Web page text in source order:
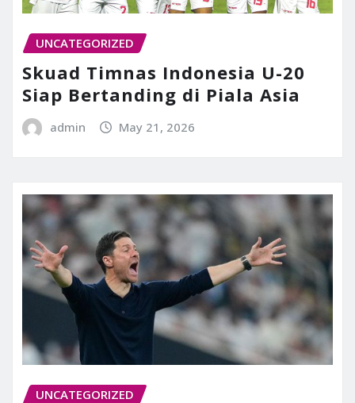
UNCATEGORIZED
Skuad Timnas Indonesia U-20
Siap Bertanding di Piala Asia
admin May 21, 2026
UNCATEGORIZED